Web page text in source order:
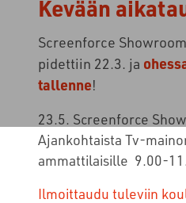
Kevään
Screenforce
pidettiin 22.3. ja
tallenne!
23.5. Screenforce
Ajankohtaista Tv-
ammattilaisille 9.00-
Ilmoittaudu tuleviin